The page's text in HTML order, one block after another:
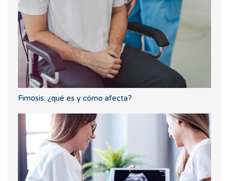
Fimosis: ¿qué es y cómo afecta?